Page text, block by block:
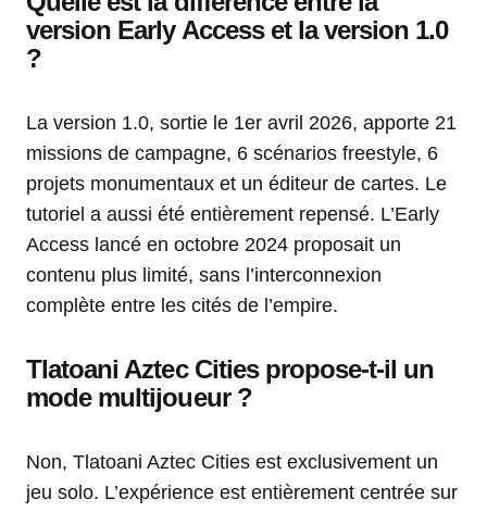
version Early Access et la version 1.0
?
La version 1.0, sortie le 1er avril 2026, apporte 21
missions de campagne, 6 scénarios freestyle, 6
projets monumentaux et un éditeur de cartes. Le
tutoriel a aussi été entièrement repensé. L’Early
Access lancé en octobre 2024 proposait un
contenu plus limité, sans l’interconnexion
complète entre les cités de l’empire.
Tlatoani Aztec Cities propose-t-il un
mode multijoueur ?
Non, Tlatoani Aztec Cities est exclusivement un
jeu solo. L’expérience est entièrement centrée sur